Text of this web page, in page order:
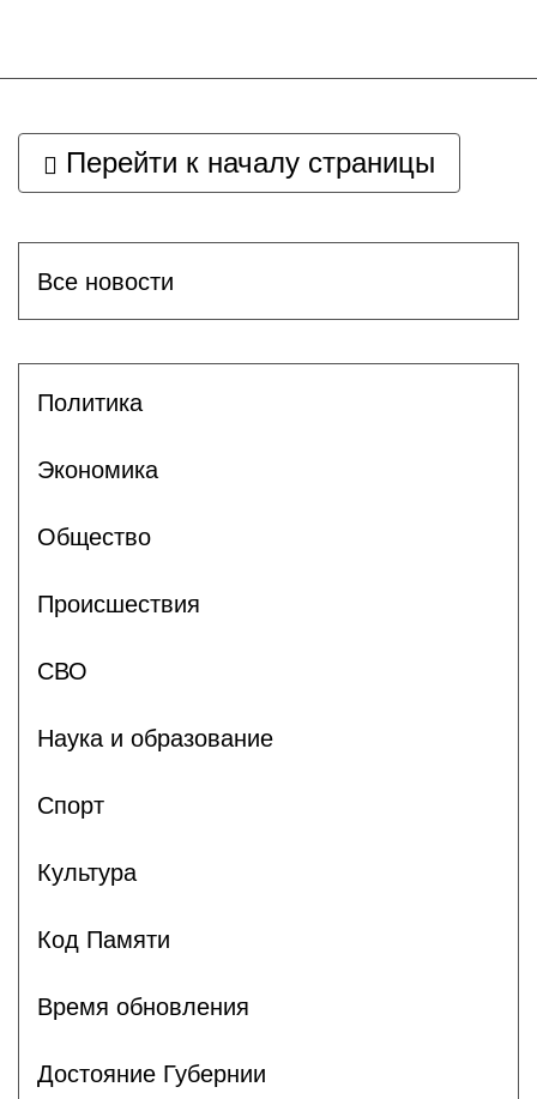
Перейти к началу страницы
Все новости
Политика
Экономика
Общество
Происшествия
СВО
Наука и образование
Спорт
Культура
Код Памяти
Время обновления
Достояние Губернии